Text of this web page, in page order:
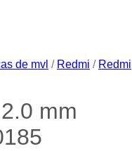
de mvl / Redmi / Redmi
mm